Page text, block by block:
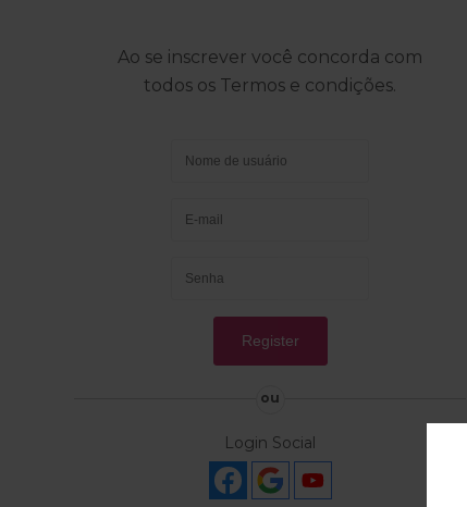
Ao se inscrever você concorda com
todos os Termos e condições.
ou
Login Social